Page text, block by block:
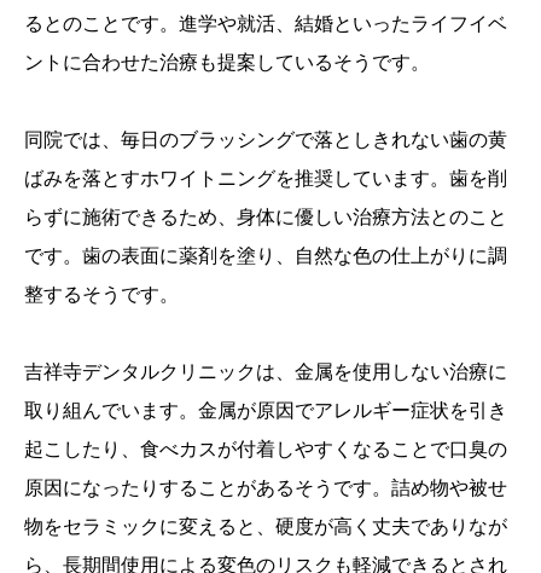
るとのことです。進学や就活、結婚といったライフイベ
ントに合わせた治療も提案しているそうです。
同院では、毎日のブラッシングで落としきれない歯の黄
ばみを落とすホワイトニングを推奨しています。歯を削
らずに施術できるため、身体に優しい治療方法とのこと
です。歯の表面に薬剤を塗り、自然な色の仕上がりに調
整するそうです。
吉祥寺デンタルクリニックは、金属を使用しない治療に
取り組んでいます。金属が原因でアレルギー症状を引き
起こしたり、食べカスが付着しやすくなることで口臭の
原因になったりすることがあるそうです。詰め物や被せ
物をセラミックに変えると、硬度が高く丈夫でありなが
ら、長期間使用による変色のリスクも軽減できるとされ